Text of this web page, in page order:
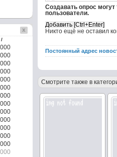
Создавать опрос
пользователи.
Никто ещё не оставил
Постоянный адрес
Смотрите также в
/